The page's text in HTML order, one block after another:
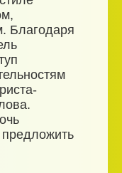
Благодаря
предложить